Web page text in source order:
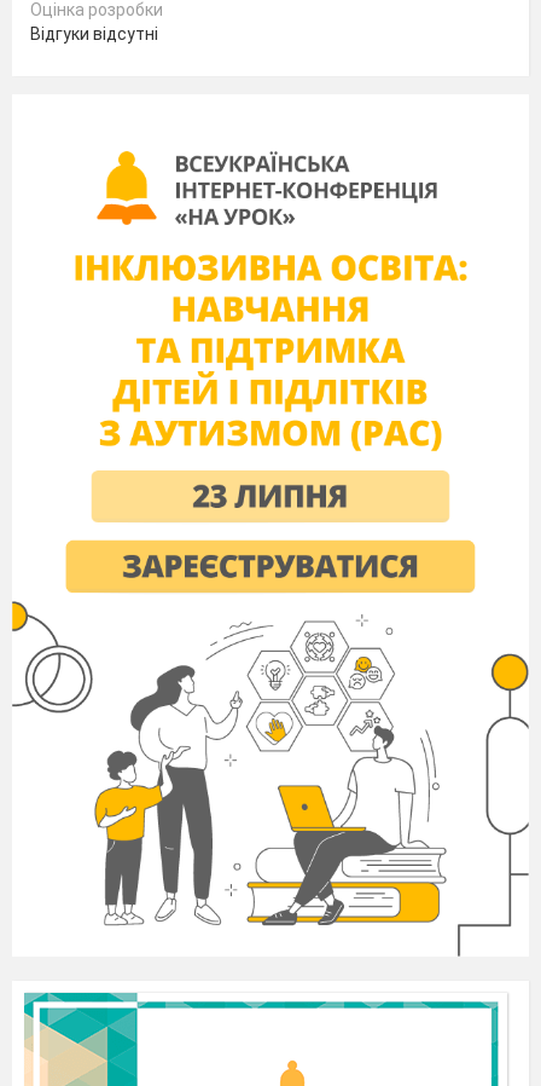
Нехай сміх і пісня ллється
В серці кожного із нас.
Учениця
Обійдіть весь світ безмірний
І скажіть в якій країні
Так зберігся скарб безцінний,
Як у нас, на Україні?
Учень
Превелике, пребагате,
Від зірниці до зірниці
Хай лунають вечорниці!
Учениця
Гей, на наших вечорницях,
Хто сумний – розвеселиться!
Співи, танці, небилиці –
Гарні будуть вечоринці.
Ведучі виходять.
2. Звучить фонограма ліричної пісні «Сонце
низенько, вечір близенько».
На сцені з'являється господиня, вона прибирає
в хаті та час від часу зазирає у віконце,
подивитися чи не йдуть дівчата. Починає
застеляти
скатертиною стіл, чепуриться,
сідає до столу.)
Господар:
Господиня: А красива яка була?
Господар:
Господиня
: А яких пісень ти мені співав!
Пам’ятаєш?
Оцінка розробки
Відгуки відсутні